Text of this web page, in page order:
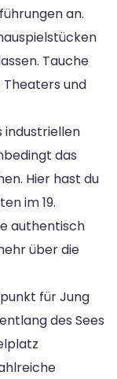
an.
Tauche
und
industriellen
das
Hier hast du
im 19.
authentisch
über die
für Jung
des Sees